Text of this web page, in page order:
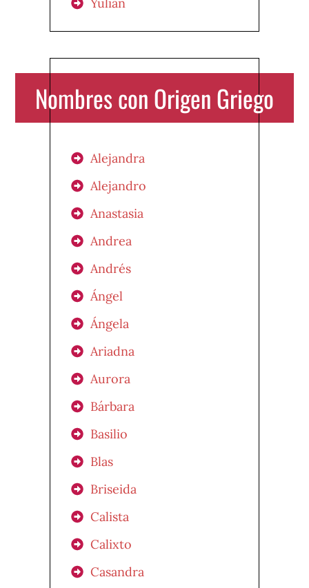
Nombres con Origen Griego
Alejandra
Alejandro
Anastasia
Andrea
Andrés
Ángel
Ángela
Ariadna
Aurora
Bárbara
Basilio
Blas
Briseida
Calista
Calixto
Casandra